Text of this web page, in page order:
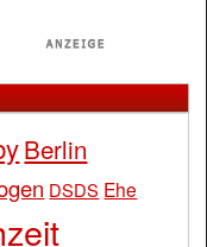
Berlin
DSDS Ehe